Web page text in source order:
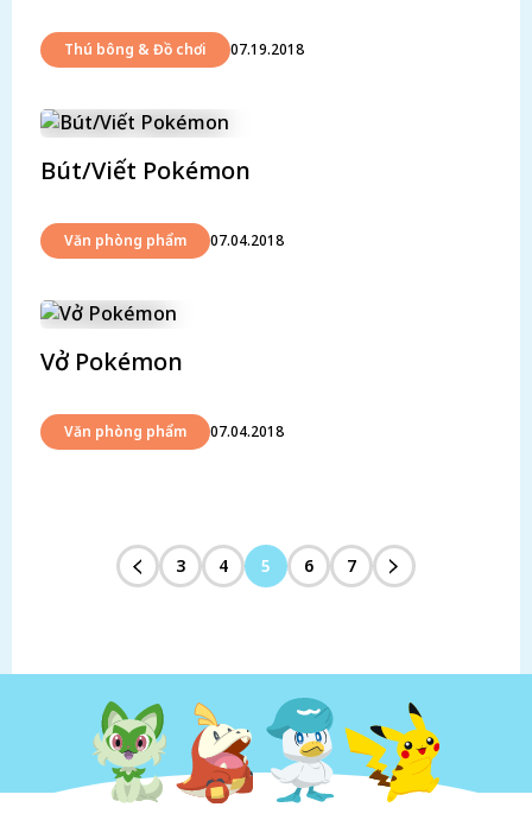
Thú bông & Đồ chơi 07.19.2018
Bút/Viết Pokémon
Văn phòng phẩm 07.04.2018
Vở Pokémon
Văn phòng phẩm 07.04.2018
3 4 5 6 7